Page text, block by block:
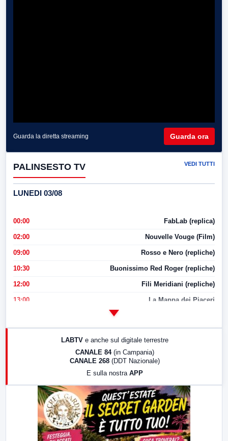
Guarda la diretta streaming Guarda ora
PALINSESTO TV VEDI TUTTI
LUNEDI 03/08
00:00 FabLab (replica)
02:00 Nouvelle Vouge (Film)
09:00 Rosso e Nero (repliche)
10:30 Buonissimo Red Roger (repliche)
12:00 Fili Meridiani (repliche)
13:00 La Mappa dei Piaceri
LabNews (replica)
LABTV e anche sul digitale terrestre
CANALE 84 (in Campania)
CANALE 268 (DDT Nazionale)
E sulla nostra APP